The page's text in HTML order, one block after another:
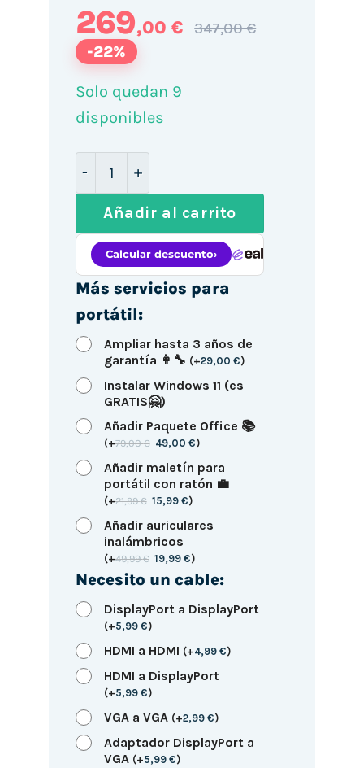
269,00 € 347,00 €
-22%
Solo quedan 9
disponibles
Añadir al carrito
Más servicios para
portátil:
Ampliar hasta 3 años de
garantía 👩‍🔧 (+29,00 €)
Instalar Windows 11 (es
GRATIS🤗)
Añadir Paquete Office 📚
(+79,00€ 49,00€)
Añadir maletín para
portátil con ratón 💼
(+21,99€ 15,99€)
Añadir auriculares
inalámbricos
(+49,99€ 19,99€)
Necesito un cable:
DisplayPort a DisplayPort
(+5,99 €)
HDMI a HDMI (+4,99 €)
HDMI a DisplayPort
(+5,99 €)
VGA a VGA (+2,99 €)
Adaptador DisplayPort a
VGA (+5,99 €)